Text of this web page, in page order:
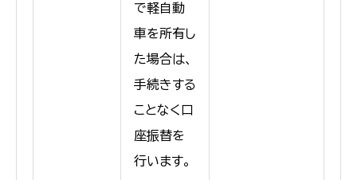
で軽自動
車を所有し
た場合は、
手続きする
ことなく口
座振替を
行います。